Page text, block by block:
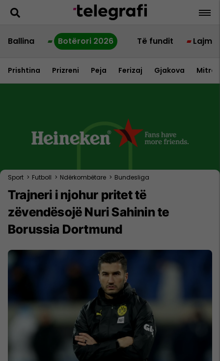
Ballina Botërori 2026 Të fundit Lajme
Prishtina Prizreni Peja Ferizaj Gjakova
Sport > Futboll > Ndërkombëtare > Bundesliga
Trajneri i njohur pritet të
zëvendësojë Nuri Sahinin te
Borussia Dortmund